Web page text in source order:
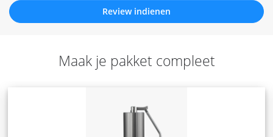
Review indienen
Maak je pakket compleet